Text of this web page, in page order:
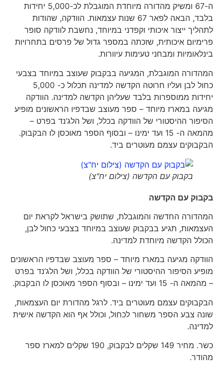
ה-67 ומשיק מהדורה מיוחדת המוגבלת לכ-5,000 יחידות
בלבד, הבאה לפאר 67 שנות עצמאות. הוודקה, שהודות
לתהליך ייצור איכותי וקפדני במיוחד, נחשבת לוודקה סופר
פרימיום איכותית, שזכתה במספר גדול של פרסים בתחרויות
בינלאומיות ומבחני טעימות עיוורות.
המהדורה המוגבלת, המגיעה בבקבוק שעוצב במיוחד בצבעי
כחול לבן ועליו חרוטה הקדשה למדינה תכלול כ- 5,000
יחידות ממוספרות בלבד שעליהן הקדשה למדינה. הוודקה
מגיעה במארז מיוחד – ספר מעוצב שבדפיו הראשונים מופיע
הסיפור ההיסטורי של הוודקה בכלל, ושל הלג‘נד בפרט –
מהמאה ה- 15 ועד ימינו – ובסוף הספר מאוכסן לו הבקבוק.
הבקבוקים עצמם מעוטרים ביד.
בקבוק עם הקדשה (צילום יח"צ)
בקבוק עם הקדשה
המהדורה החדשה והמוגבלת, שתושק בישראל לקראת יום
העצמאות, תגיע בבקבוק שעוצב במיוחד בצבעי כחול לבן,
הכולל הקדשה מיוחדת למדינה.
הוודקה מגיעה במארז מיוחד – ספר מעוצב שבדפיו הראשונים
מופיע הסיפור ההיסטורי של הוודקה בכלל, ושל הלג‘נד בפרט
– מהמאה ה- 15 ועד ימינו – ובסוף הספר מאוכסן לו הבקבוק.
הבקבוקים עצמם מעוטרים ביד. לרגל מהדורת יום העצמאות,
שונה צבע הספר משחור לכחול, וכולל אף הוא הקדשה אישית
למדינה.
כשר. מחיר 149 שקלים לבקבוק, 190 שקלים למארז ספר
מהודר.